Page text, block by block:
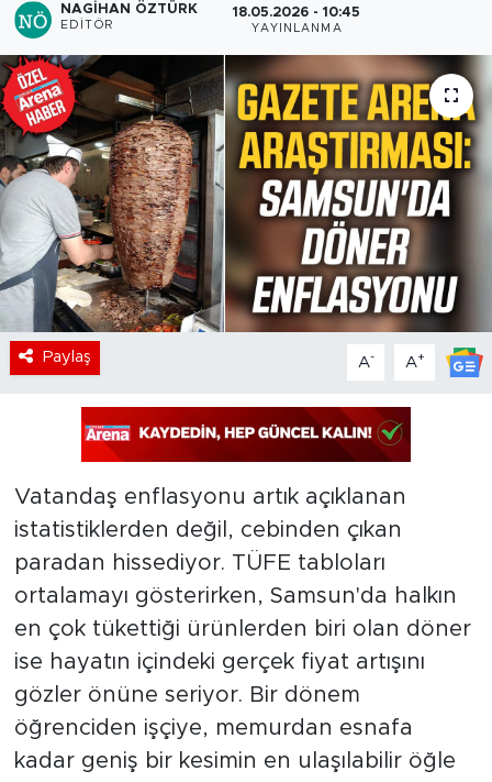
NAGIHAN ÖZTÜRK
EDITÖR
18.05.2026 - 10:45
YAYINLANMA
Paylaş A- A+
Vatandaş enflasyonu artık açıklanan
istatistiklerden değil, cebinden çıkan
paradan hissediyor. TÜFE tabloları
ortalamayı gösterirken, Samsun'da halkın
en çok tükettiği ürünlerden biri olan döner
ise hayatın içindeki gerçek fiyat artışını
gözler önüne seriyor. Bir dönem
öğrenciden işçiye, memurdan esnafa
kadar geniş bir kesimin en ulaşılabilir öğle